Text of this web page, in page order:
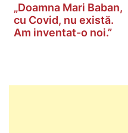
„Doamna Mari Baban,
cu Covid, nu există.
Am inventat-o noi.”